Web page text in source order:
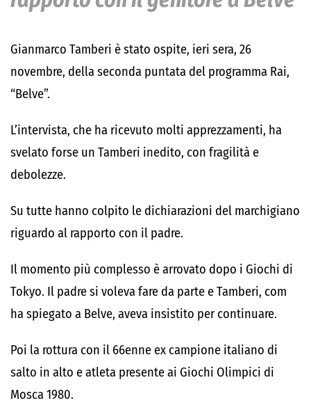
Gianmarco Tamberi è stato ospite, ieri sera, 26
novembre, della seconda puntata del programma Rai,
“Belve”.
L’intervista, che ha ricevuto molti apprezzamenti, ha
svelato forse un Tamberi inedito, con fragilità e
debolezze.
Su tutte hanno colpito le dichiarazioni del marchigiano
riguardo al rapporto con il padre.
Il momento più complesso è arrovato dopo i Giochi di
Tokyo. Il padre si voleva fare da parte e Tamberi, com
ha spiegato a Belve, aveva insistito per continuare.
Poi la rottura con il 66enne ex campione italiano di
salto in alto e atleta presente ai Giochi Olimpici di
Mosca 1980.